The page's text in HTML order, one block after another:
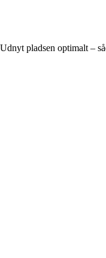
Udnyt pladsen optimalt –